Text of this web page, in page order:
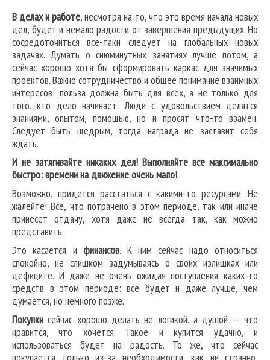
В делах и работе, несмотря на то, что это время начала новых
дел, будет и немало радости от завершения предыдущих. Но
сосредоточиться все-таки следует на глобальных новых
задачах. Думать о сиюминутных занятиях лучше потом, а
сейчас хорошо хотя бы сформировать каркас для значимых
проектов. Важно сотрудничество и общее понимание взаимных
интересов: польза должна быть для всех, а не только для
того, кто дело начинает. Люди с удовольствием делятся
знаниями, опытом, помощью, но и просят что-то взамен.
Следует быть щедрым, тогда награда не заставит себя
ждать.
И не затягивайте никаких дел! Выполняйте все максимально
быстро: времени на движение очень мало!
Возможно, придется расстаться с какими-то ресурсами. Не
жалейте! Все, что потрачено в этом периоде, так или иначе
принесет отдачу, хотя даже не всегда так, как можно
представить.
Это касается ифинансов. К ним сейчас надо относиться
спокойно, не слишком задумываясь о своих излишках или
дефиците. И даже не очень ожидая поступления каких-то
средств в этом периоде: все будет и даже лучше, чем
думается, но немного позже.
Покупки сейчас хорошо делать не логикой, а душой — что
нравится, что хочется. Такое и купится удачно, и
использоваться будет на радость. То же, что сейчас